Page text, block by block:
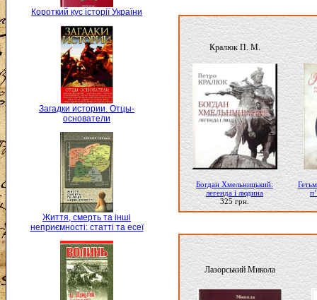
Короткий кус історії України
Загадки истории. Отцы-
основатели
Життя, смерть та інші
неприємності: статті та есеї
Кралюк П. М.
Богдан Хмельницький:
легенда і людина
325 грн.
Лазорський Микола